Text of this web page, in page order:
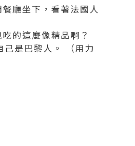
廳坐下，看著法國人
的這麼像精品啊？
是巴黎人。 （用力